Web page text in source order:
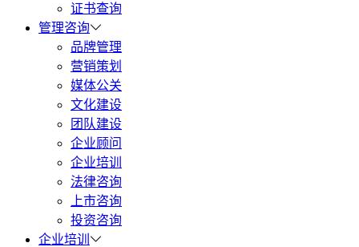
证书查询
管理咨询
品牌管理
营销策划
媒体公关
文化建设
团队建设
企业顾问
企业培训
法律咨询
上市咨询
投资咨询
企业培训